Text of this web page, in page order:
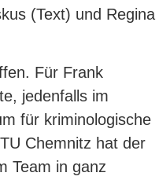
(Text) und Regina
Für Frank
jedenfalls im
für kriminologische
Chemnitz hat der
Team in ganz